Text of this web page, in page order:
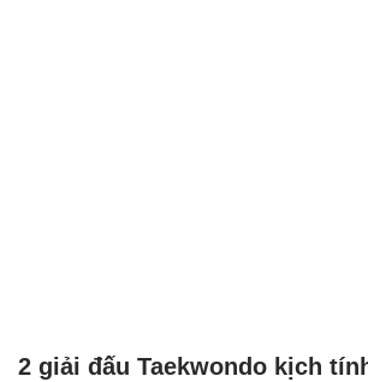
2 giải đấu Taekwondo kịch